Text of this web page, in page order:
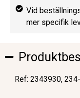
Vid
mer specifik
Ref: 2343930,